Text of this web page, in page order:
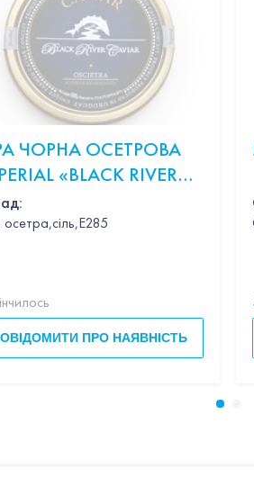
ЧОРНА ОСЕТРОВА
«BLACK RIVER
OSCIETRA» 100Г
осетра,сіль,Е285
ПРО НАЯВНІСТЬ